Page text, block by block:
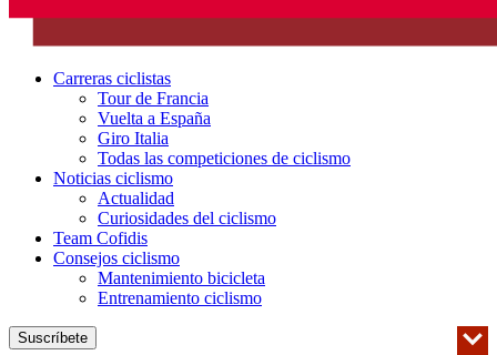
Carreras ciclistas
Tour de Francia
Vuelta a España
Giro Italia
Todas las competiciones de ciclismo
Noticias ciclismo
Actualidad
Curiosidades del ciclismo
Team Cofidis
Consejos ciclismo
Mantenimiento bicicleta
Entrenamiento ciclismo
Suscríbete